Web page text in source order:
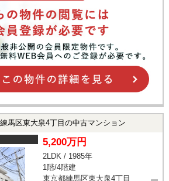
馬区東大泉4丁目の中古マンション
5,200万円
2LDK / 1985年
1階/4階建
東京都練馬区東大泉4丁目